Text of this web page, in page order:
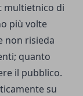
multietnico di
più volte
non risieda
quanto
il pubblico.
su